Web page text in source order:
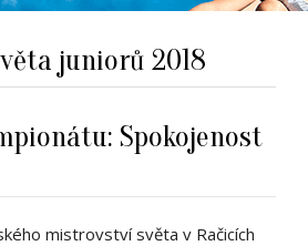
juniorů 2018
Spokojenost
mistrovství světa v Račicích